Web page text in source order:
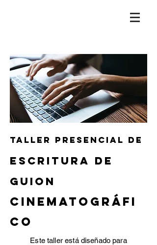
TALLER PRESENCIAL DE
escritura de
guion
cinematográfi
co
Este taller está diseñado para